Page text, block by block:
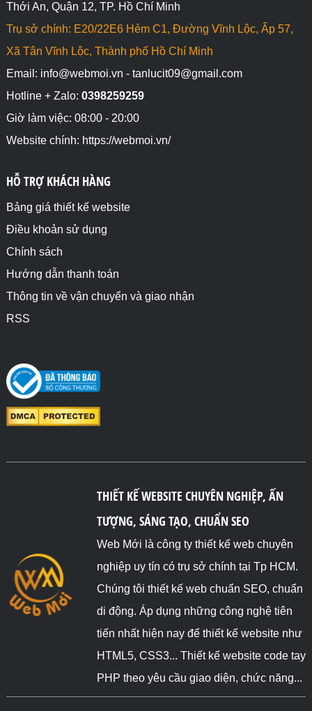
Thới An, Quận 12, TP. Hồ Chí Minh
Trụ sở chính: E20/22E6 Hẻm C1, Đường Vĩnh Lộc, Ấp 57,
Xã Tân Vĩnh Lộc, Thành phố Hồ Chí Minh
Email: info@webmoi.vn - tanlucit09@gmail.com
Hotline + Zalo: 0398259259
Giờ làm việc: 08:00 - 20:00
Website chính: https://webmoi.vn/
HỖ TRỢ KHÁCH HÀNG
Bảng giá thiết kế website
Điều khoản sử dụng
Chính sách
Hướng dẫn thanh toán
Thông tin về vận chuyển và giao nhận
RSS
THIẾT KẾ WEBSITE CHUYÊN NGHIỆP, ẤN
TƯỢNG, SÁNG TẠO, CHUẨN SEO
Web Mới là công ty thiết kế web chuyên
nghiệp uy tín có trụ sở chính tại Tp HCM.
Chúng tôi thiết kế web chuẩn SEO, chuẩn
di động. Áp dụng những công nghệ tiên
tiến nhất hiện nay để thiết kế website như
HTML5, CSS3... Thiết kế website code tay
PHP theo yêu cầu giao diện, chức năng...